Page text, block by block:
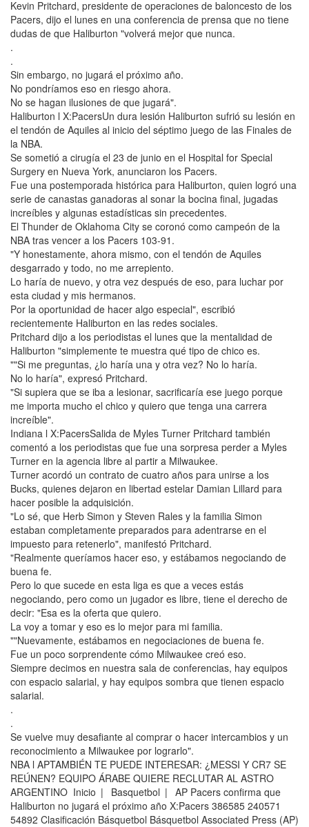
Kevin Pritchard, presidente de operaciones de baloncesto de los
Pacers, dijo el lunes en una conferencia de prensa que no tiene
dudas de que Haliburton "volverá mejor que nunca.
.
.
Sin embargo, no jugará el próximo año.
No pondríamos eso en riesgo ahora.
No se hagan ilusiones de que jugará".
Haliburton l X:PacersUn dura lesión Haliburton sufrió su lesión en
el tendón de Aquiles al inicio del séptimo juego de las Finales de
la NBA.
Se sometió a cirugía el 23 de junio en el Hospital for Special
Surgery en Nueva York, anunciaron los Pacers.
Fue una postemporada histórica para Haliburton, quien logró una
serie de canastas ganadoras al sonar la bocina final, jugadas
increíbles y algunas estadísticas sin precedentes.
El Thunder de Oklahoma City se coronó como campeón de la
NBA tras vencer a los Pacers 103-91.
"Y honestamente, ahora mismo, con el tendón de Aquiles
desgarrado y todo, no me arrepiento.
Lo haría de nuevo, y otra vez después de eso, para luchar por
esta ciudad y mis hermanos.
Por la oportunidad de hacer algo especial", escribió
recientemente Haliburton en las redes sociales.
Pritchard dijo a los periodistas el lunes que la mentalidad de
Haliburton "simplemente te muestra qué tipo de chico es.
""Si me preguntas, ¿lo haría una y otra vez? No lo haría.
No lo haría", expresó Pritchard.
"Si supiera que se iba a lesionar, sacrificaría ese juego porque
me importa mucho el chico y quiero que tenga una carrera
increíble".
Indiana l X:PacersSalida de Myles Turner Pritchard también
comentó a los periodistas que fue una sorpresa perder a Myles
Turner en la agencia libre al partir a Milwaukee.
Turner acordó un contrato de cuatro años para unirse a los
Bucks, quienes dejaron en libertad estelar Damian Lillard para
hacer posible la adquisición.
"Lo sé, que Herb Simon y Steven Rales y la familia Simon
estaban completamente preparados para adentrarse en el
impuesto para retenerlo", manifestó Pritchard.
"Realmente queríamos hacer eso, y estábamos negociando de
buena fe.
Pero lo que sucede en esta liga es que a veces estás
negociando, pero como un jugador es libre, tiene el derecho de
decir: "Esa es la oferta que quiero.
La voy a tomar y eso es lo mejor para mi familia.
""Nuevamente, estábamos en negociaciones de buena fe.
Fue un poco sorprendente cómo Milwaukee creó eso.
Siempre decimos en nuestra sala de conferencias, hay equipos
con espacio salarial, y hay equipos sombra que tienen espacio
salarial.
.
.
Se vuelve muy desafiante al comprar o hacer intercambios y un
reconocimiento a Milwaukee por lograrlo".
NBA l APTAMBIÉN TE PUEDE INTERESAR: ¿MESSI Y CR7 SE
REÚNEN? EQUIPO ÁRABE QUIERE RECLUTAR AL ASTRO
ARGENTINO Inicio | Basquetbol | AP Pacers confirma que
Haliburton no jugará el próximo año X:Pacers 386585 240571
54892 Clasificación Básquetbol Básquetbol Associated Press (AP)